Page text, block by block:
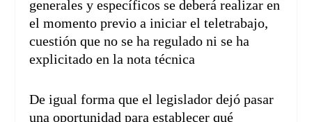
generales y específicos se deberá realizar en
el momento previo a iniciar el teletrabajo,
cuestión que no se ha regulado ni se ha
explicitado en la nota técnica
De igual forma que el legislador dejó pasar
una oportunidad para establecer qué